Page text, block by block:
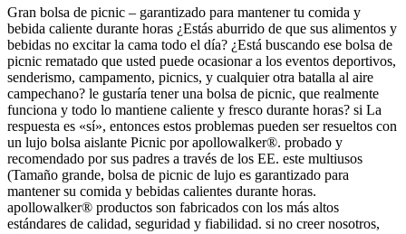
Gran bolsa de picnic – garantizado para mantener tu comida y
bebida caliente durante horas ¿Estás aburrido de que sus alimentos y
bebidas no excitar la cama todo el día? ¿Está buscando ese bolsa de
picnic rematado que usted puede ocasionar a los eventos deportivos,
senderismo, campamento, picnics, y cualquier otra batalla al aire
campechano? le gustaría tener una bolsa de picnic, que realmente
funciona y todo lo mantiene caliente y fresco durante horas? si La
respuesta es «sí», entonces estos problemas pueden ser resueltos con
un lujo bolsa aislante Picnic por apollowalker®. probado y
recomendado por sus padres a través de los EE. este multiusos
(Tamaño grande, bolsa de picnic de lujo es garantizado para
mantener su comida y bebidas calientes durante horas.
apollowalker® productos son fabricados con los más altos
estándares de calidad, seguridad y fiabilidad. si no creer nosotros,